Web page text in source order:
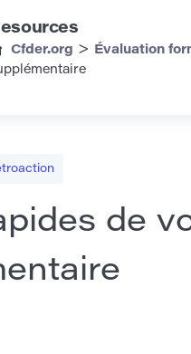
Cfder.org > Évaluation
de